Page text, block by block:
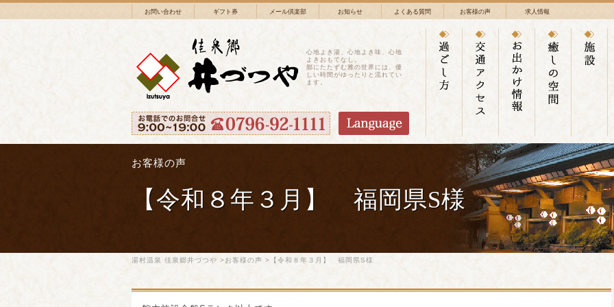
お問い合わせ ギフト券 メール倶楽部 お知らせ よくある質問 お客様の声 求人情報
心地よき湯、心地よき味、心地
よきおもてなし。
鄙にたたずむ雅の世界には、優
しい時間がゆったりと流れてい
ます。
お客様の声
【令和８年３月】 福岡県S様
湯村温泉 佳泉郷井づつや >お客様の声 >【令和８年３月】 福岡県S様